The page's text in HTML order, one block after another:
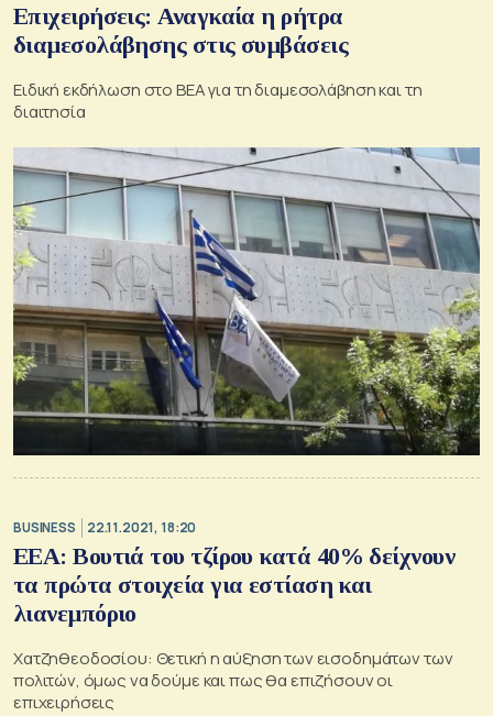
Επιχειρήσεις: Αναγκαία η ρήτρα
διαμεσολάβησης στις συμβάσεις
Ειδική εκδήλωση στο ΒΕΑ για τη διαμεσολάβηση και τη
διαιτησία
BUSINESS 22.11.2021, 18:20
ΕΕΑ: Βουτιά του τζίρου κατά 40% δείχνουν
τα πρώτα στοιχεία για εστίαση και
λιανεμπόριο
Χατζηθεοδοσίου: Θετική η αύξηση των εισοδημάτων των
πολιτών, όμως να δούμε και πως θα επιζήσουν οι
επιχειρήσεις